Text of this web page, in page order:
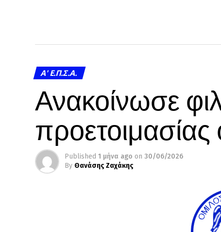
A' Ε.Π.Σ.Α.
Ανακοίνωσε
Published 1 μήνα ago on 30/06/2026
By Θανάσης Ζαχάκης